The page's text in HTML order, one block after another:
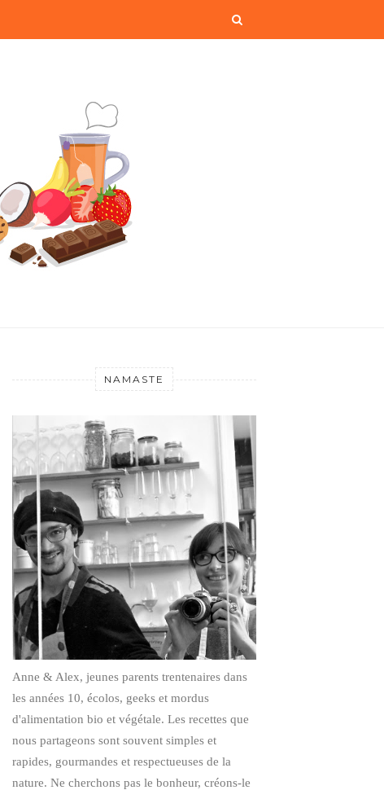
NAMASTE
Anne & Alex, jeunes parents trentenaires dans
les années 10, écolos, geeks et mordus
d'alimentation bio et végétale. Les recettes que
nous partageons sont souvent simples et
rapides, gourmandes et respectueuses de la
nature. Ne cherchons pas le bonheur, créons-le